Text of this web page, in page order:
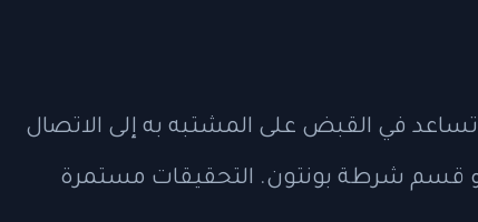
في القبض على المشتبه به إلى الاتصال
قسم شرطة بونتون. التحقيقات مستمرة